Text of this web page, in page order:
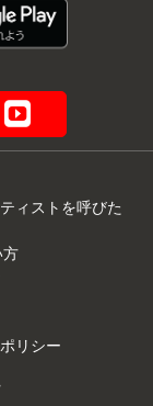
ィストを呼びた
方
リシー